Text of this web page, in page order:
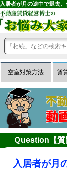
空室対策方法 賃
Ｑuestion【質
入居者が月